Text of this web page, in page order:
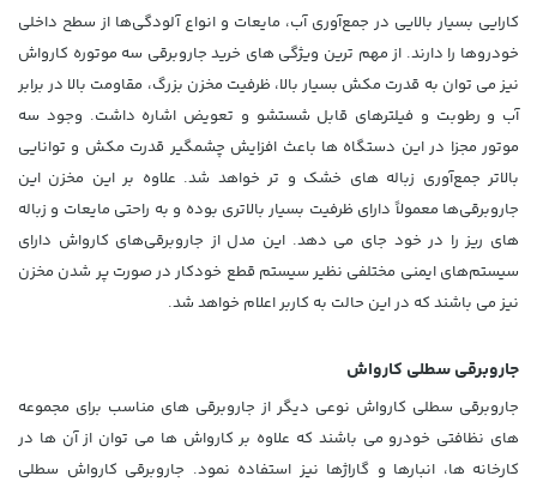
کارایی بسیار بالایی در جمع‌آوری آب، مایعات و انواع آلودگی‌ها از سطح داخلی
خودروها را دارند. از مهم ترین ویژگی های خرید جاروبرقی سه موتوره کارواش
نیز می توان به قدرت مکش بسیار بالا، ظرفیت مخزن بزرگ، مقاومت بالا در برابر
آب و رطوبت و فیلترهای قابل شستشو و تعویض اشاره داشت. وجود سه
موتور مجزا در این دستگاه ها باعث افزایش چشمگیر قدرت مکش و توانایی
بالاتر جمع‌آوری زباله های خشک و تر خواهد شد. علاوه بر این مخزن این
جاروبرقی‌ها معمولاً دارای ظرفیت بسیار بالاتری بوده و به راحتی مایعات و زباله
های ریز را در خود جای می دهد. این مدل از جاروبرقی‌های کارواش دارای
سیستم‌های ایمنی مختلفی نظیر سیستم قطع خودکار در صورت پر شدن مخزن
نیز می باشند که در این حالت به کاربر اعلام خواهد شد.
جاروبرقی سطلی کارواش
جاروبرقی سطلی کارواش نوعی دیگر از جاروبرقی های مناسب برای مجموعه
های نظافتی خودرو می باشند که علاوه بر کارواش ها می توان از آن ها در
کارخانه ها، انبارها و گاراژها نیز استفاده نمود. جاروبرقی کارواش سطلی